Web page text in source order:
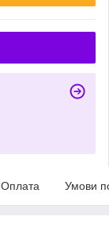
Оплата Умови